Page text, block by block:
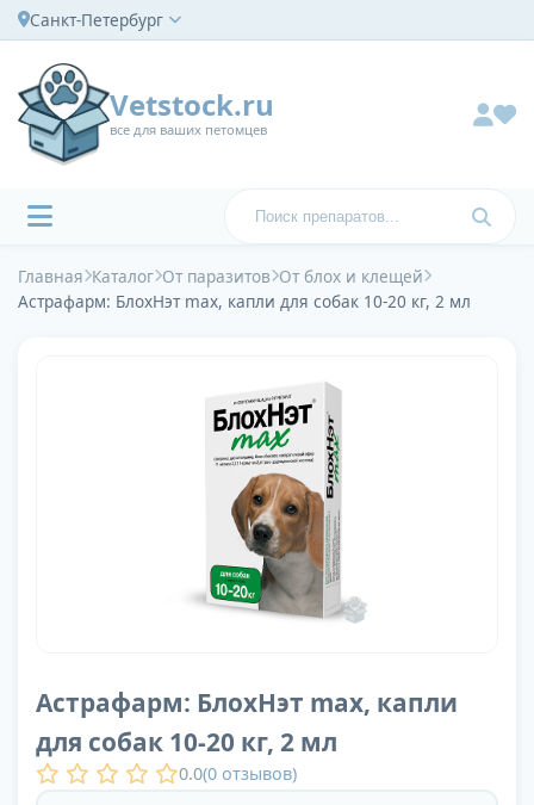
Санкт-Петербург
Vetstock.ru
все для ваших петомцев
Главная Каталог От паразитов От блох и клещей
Астрафарм: БлохНэт max, капли для собак 10-20 кг, 2 мл
Астрафарм: БлохНэт max, капли
для собак 10-20 кг, 2 мл
0.0(0 отзывов)